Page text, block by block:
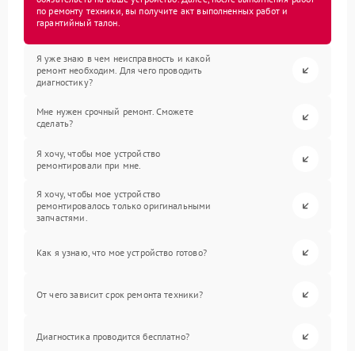
по ремонту техники, вы получите акт выполненных работ и
гарантийный талон.
Я уже знаю в чем неисправность и какой
ремонт необходим. Для чего проводить
диагностику?
Мне нужен срочный ремонт. Сможете
сделать?
Я хочу, чтобы мое устройство
ремонтировали при мне.
Я хочу, чтобы мое устройство
ремонтировалось только оригинальными
запчастями.
Как я узнаю, что мое устройство готово?
От чего зависит срок ремонта техники?
Диагностика проводится бесплатно?